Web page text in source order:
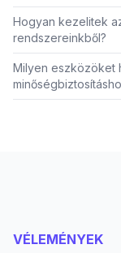
Hogyan kezelitek
rendszereinkből?
Milyen eszközöket
VÉLEMÉNYEK